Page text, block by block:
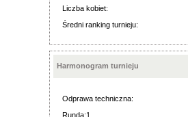
Liczba kobiet:
Średni ranking turnieju:
Harmonogram turnieju
Odprawa techniczna:
Runda:1